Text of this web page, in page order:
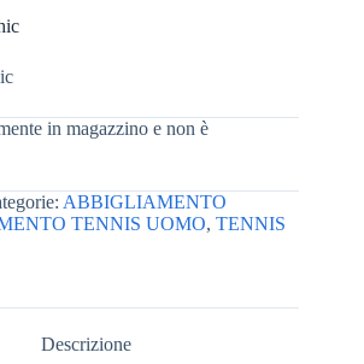
in magazzino e non è
ABBIGLIAMENTO
TENNIS UOMO, TENNIS
Descrizione